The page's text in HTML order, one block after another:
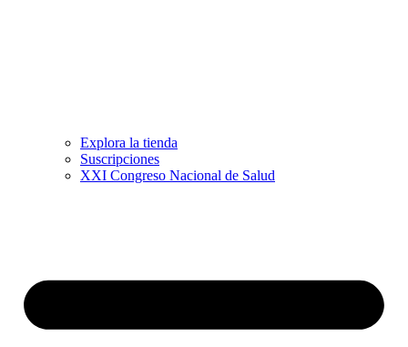
Explora la tienda
Suscripciones
XXI Congreso Nacional de Salud